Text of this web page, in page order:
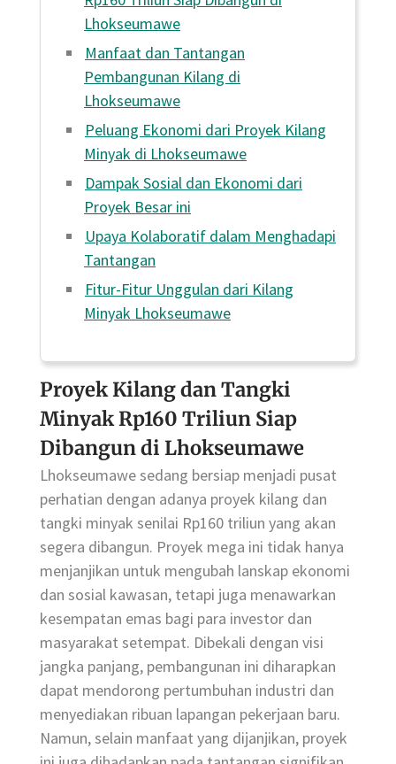
Lhokseumawe
Manfaat dan Tantangan
Pembangunan Kilang di
Lhokseumawe
Peluang Ekonomi dari Proyek Kilang
Minyak di Lhokseumawe
Dampak Sosial dan Ekonomi dari
Proyek Besar ini
Upaya Kolaboratif dalam Menghadapi
Tantangan
Fitur-Fitur Unggulan dari Kilang
Minyak Lhokseumawe
Proyek Kilang dan Tangki
Minyak Rp160 Triliun Siap
Dibangun di Lhokseumawe
Lhokseumawe sedang bersiap menjadi pusat
perhatian dengan adanya proyek kilang dan
tangki minyak senilai Rp160 triliun yang akan
segera dibangun. Proyek mega ini tidak hanya
menjanjikan untuk mengubah lanskap ekonomi
dan sosial kawasan, tetapi juga menawarkan
kesempatan emas bagi para investor dan
masyarakat setempat. Dibekali dengan visi
jangka panjang, pembangunan ini diharapkan
dapat mendorong pertumbuhan industri dan
menyediakan ribuan lapangan pekerjaan baru.
Namun, selain manfaat yang dijanjikan, proyek